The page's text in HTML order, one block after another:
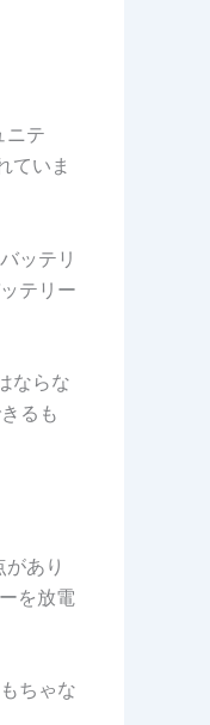
ニテ
ていま
ッテリ
テリー
ならな
るも
あり
を放電
ちゃな